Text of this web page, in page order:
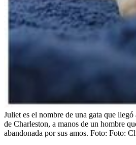
Juliet es el nombre de una gata que
de Charleston, a manos de un hombre
abandonada por sus amos. Foto: Foto: